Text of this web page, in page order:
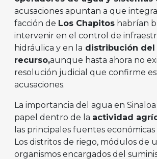
acusaciones apuntan a que
facción de Los Chapitos habrían
intervenir en el control de
hidráulica y en la distribución del
recurso,aunque hasta ahora no
resolución judicial que confirme
acusaciones.
La importancia del agua en
papel dentro de la actividad
las principales fuentes
Los distritos de riego, módulos de
organismos encargados del